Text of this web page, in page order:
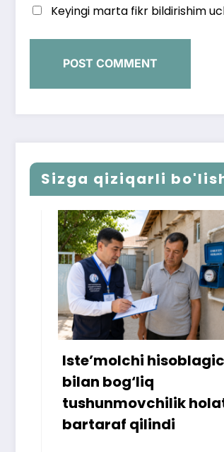
Keyingi marta fikr bildirishim
Sizga qiziqarli
Iste’molchi hisoblagichi
bilan bog‘liq
tushunmovchilik holati
bartaraf qilindi